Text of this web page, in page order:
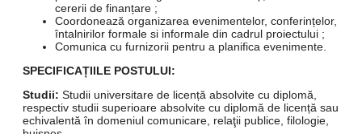
cererii de finanțare ;
Coordonează organizarea evenimentelor, conferințelor,
întalnirilor formale si informale din cadrul proiectului ;
Comunica cu furnizorii pentru a planifica evenimente.
SPECIFICAȚIILE POSTULUI:
Studii: Studii universitare de licență absolvite cu diplomă,
respectiv studii superioare absolvite cu diplomă de licență sau
echivalentă în domeniul comunicare, relaţii publice, filologie,